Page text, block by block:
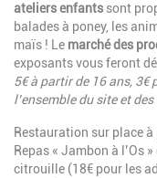
ateliers enfants sont
balades à poney, les
maïs ! Le marché des
exposants vous feront
5€ à partir de 16 ans,
l’ensemble du site et
Restauration sur place
Repas « Jambon à l’Os
citrouille (18€ pour les